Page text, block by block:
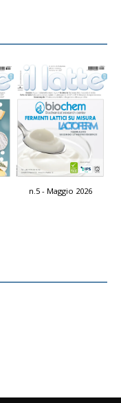
n.5 - Maggio 2026